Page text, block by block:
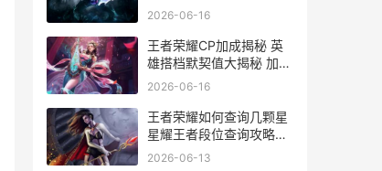
戏体验
2026-06-16
王者荣耀CP加成揭秘 英
雄搭档默契值大揭秘 加成
多少让你战力飙升
2026-06-16
王者荣耀如何查询几颗星
星耀王者段位查询攻略全
解析
2026-06-13